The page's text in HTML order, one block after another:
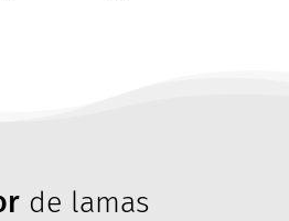
de lamas